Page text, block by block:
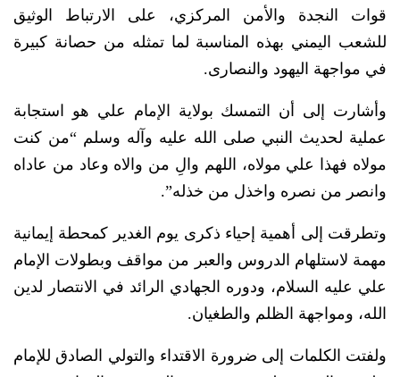
قوات النجدة والأمن المركزي، على الارتباط الوثيق
للشعب اليمني بهذه المناسبة لما تمثله من حصانة كبيرة
في مواجهة اليهود والنصارى.
وأشارت إلى أن التمسك بولاية الإمام علي هو استجابة
عملية لحديث النبي صلى الله عليه وآله وسلم “من كنت
مولاه فهذا علي مولاه، اللهم والِ من والاه وعاد من عاداه
وانصر من نصره واخذل من خذله”.
وتطرقت إلى أهمية إحياء ذكرى يوم الغدير كمحطة إيمانية
مهمة لاستلهام الدروس والعبر من مواقف وبطولات الإمام
علي عليه السلام، ودوره الجهادي الرائد في الانتصار لدين
الله، ومواجهة الظلم والطغيان.
ولفتت الكلمات إلى ضرورة الاقتداء والتولي الصادق للإمام